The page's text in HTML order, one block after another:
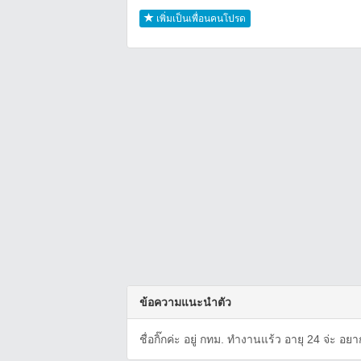
เพิ่มเป็นเพื่อนคนโปรด
ข้อความแนะนำตัว
ชื่อกิ๊กค่ะ อยู่ กทม. ทำงานแร้ว อายุ 24 จ่ะ อย